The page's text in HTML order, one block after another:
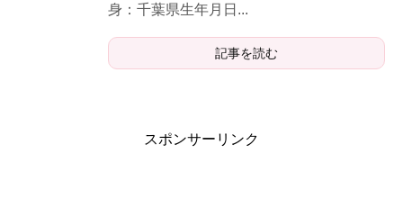
身：千葉県生年月日...
記事を読む
スポンサーリンク